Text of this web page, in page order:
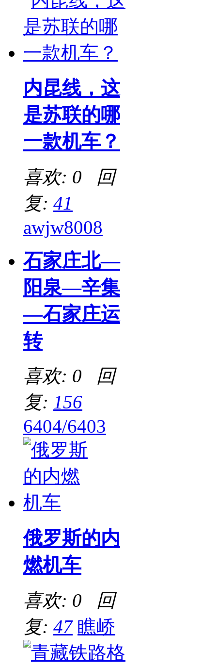
内昆线，这
是苏联的哪
一款机车？
喜欢: 0 回
复: 41
awjw8008
石家庄北—
阳泉—辛集
—石家庄运
转
喜欢: 0 回
复: 156
6404/6403
俄罗斯的内
燃机车
喜欢: 0 回
复: 47 瞧峤